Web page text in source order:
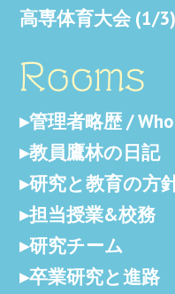
高専体育大会 (1/3)
Rooms
管理者略歴 /
教員鷹林の日記
研究と教育の方
担当授業&校務
研究チーム
卒業研究と進路